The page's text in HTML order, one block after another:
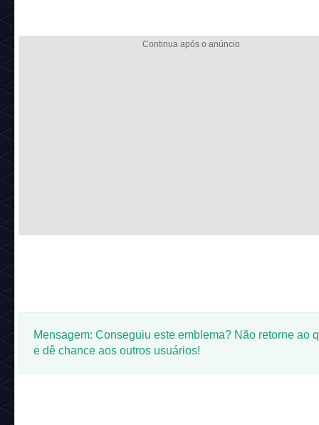
Mensagem: Conseguiu este emblema? Não retorne ao
e dê chance aos outros usuários!